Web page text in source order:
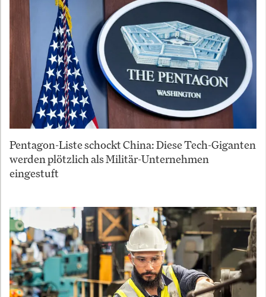
Pentagon-Liste schockt China: Diese Tech-Giganten
werden plötzlich als Militär-Unternehmen
eingestuft